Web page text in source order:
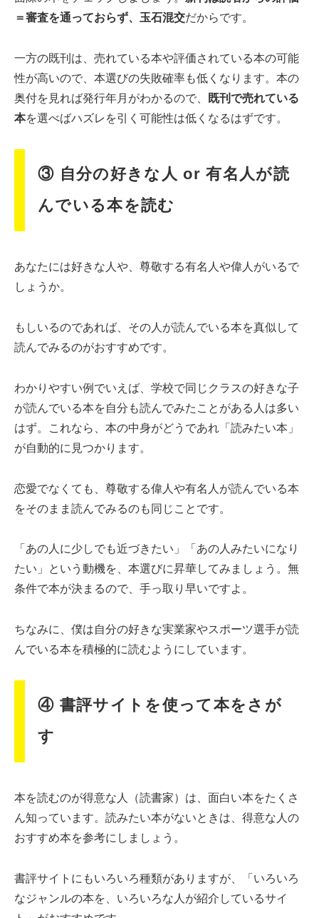
＝審査を通っておらず、玉石混交だからです。
一方の既刊は、売れている本や評価されている本の可能
性が高いので、本選びの失敗確率も低くなります。本の
奥付を見れば発行年月がわかるので、
既刊で売れている
本を選べばハズレを引く可能性は低くなるはずです。
③ 自分の好きな人 or 有名人が読
んでいる本を読む
あなたには好きな人や、尊敬する有名人や偉人がいるで
しょうか。
もしいるのであれば、その人が読んでいる本を真似して
読んでみるのがおすすめです。
わかりやすい例でいえば、学校で同じクラスの好きな子
が読んでいる本を自分も読んでみたことがある人は多い
はず。これなら、本の中身がどうであれ「読みたい本」
が自動的に見つかります。
恋愛でなくても、尊敬する偉人や有名人が読んでいる本
をそのまま読んでみるのも同じことです。
「あの人に少しでも近づきたい」「あの人みたいになり
たい」という動機を、本選びに昇華してみましょう。無
条件で本が決まるので、手っ取り早いですよ。
ちなみに、僕は自分の好きな実業家やスポーツ選手が読
んでいる本を積極的に読むようにしています。
④ 書評サイトを使って本をさが
す
本を読むのが得意な人（読書家）は、面白い本をたくさ
ん知っています。読みたい本がないときは、得意な人の
おすすめ本を参考にしましょう。
書評サイトにもいろいろ種類がありますが、「いろいろ
なジャンルの本を、いろいろな人が紹介しているサイ